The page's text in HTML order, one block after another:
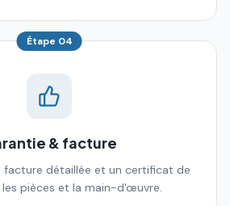
Étape 04
& facture
facture détaillée et un certificat de
les pièces et la main-d'œuvre.